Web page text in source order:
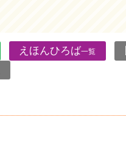
えほんひろば一覧